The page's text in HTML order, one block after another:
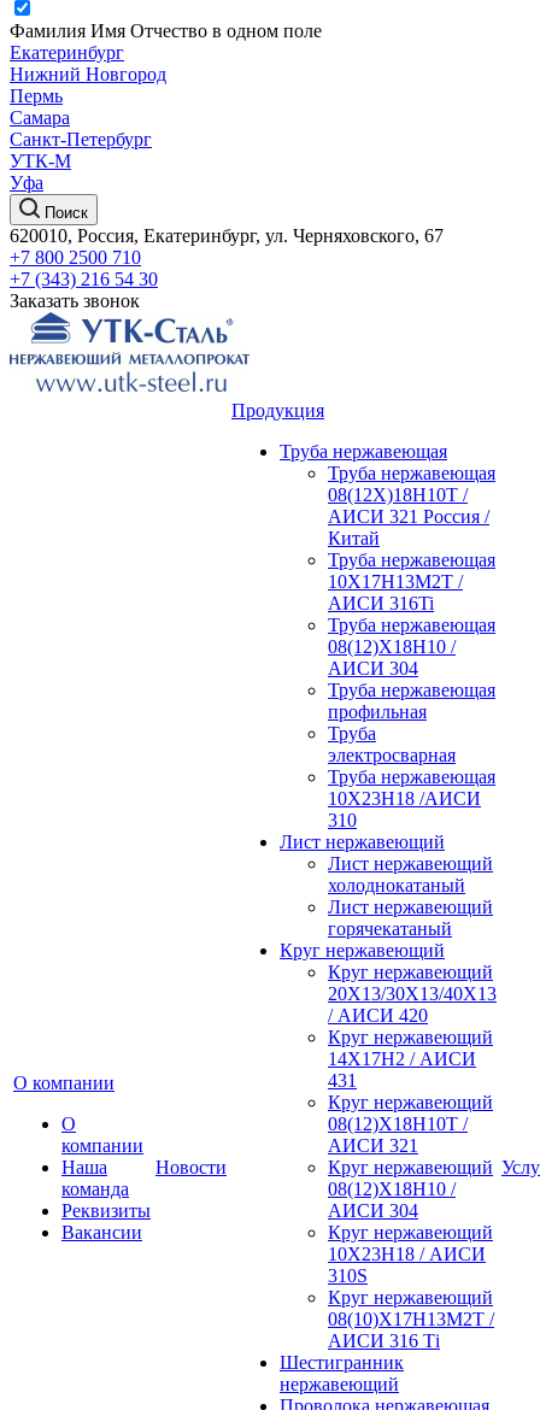
Фамилия Имя Отчество в одном поле
Екатеринбург
Нижний Новгород
Пермь
Самара
Санкт-Петербург
УТК-М
Уфа
Поиск
620010, Россия, Екатеринбург, ул. Черняховского, 67
+7 800 2500 710
+7 (343) 216 54 30
Заказать звонок
О компании
О
компании
Наша
команда
Реквизиты
Вакансии
Новости
Продукция
Труба нержавеющая
Труба нержавеющая
08(12Х)18Н10Т /
АИСИ 321 Россия /
Китай
Труба нержавеющая
10Х17Н13М2Т /
АИСИ 316Ti
Труба нержавеющая
08(12)Х18Н10 /
АИСИ 304
Труба нержавеющая
профильная
Труба
электросварная
Труба нержавеющая
10Х23Н18 /АИСИ
310
Лист нержавеющий
Лист нержавеющий
холоднокатаный
Лист нержавеющий
горячекатаный
Круг нержавеющий
Круг нержавеющий
20Х13/30Х13/40Х13
/ АИСИ 420
Круг нержавеющий
14Х17Н2 / АИСИ
431
Круг нержавеющий
08(12)Х18Н10Т /
АИСИ 321
Круг нержавеющий
08(12)Х18Н10 /
АИСИ 304
Круг нержавеющий
10Х23Н18 / АИСИ
310S
Круг нержавеющий
08(10)Х17Н13М2Т /
АИСИ 316 Тi
Шестигранник
нержавеющий
Проволока нержавеющая